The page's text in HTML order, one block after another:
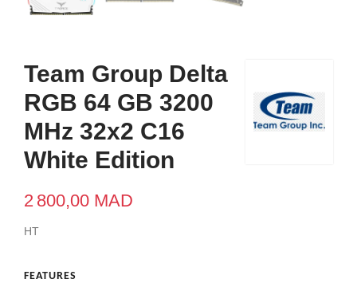
Team Group Delta
RGB 64 GB 3200
MHz 32x2 C16
White Edition
2 800,00 MAD
HT
FEATURES